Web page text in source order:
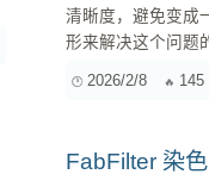
清晰度，避免变成
形来解决这个问题的实战经验和常用工
活力，富有弹性
2026/2/8 145
FabFilter 染